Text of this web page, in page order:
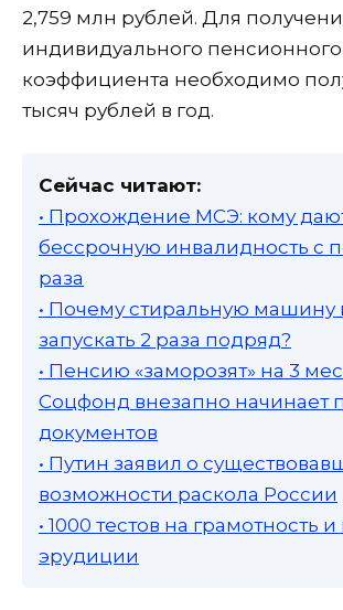
2,759 млн рублей. Для
индивидуального пенсионного
коэффициента необходимо
тысяч рублей в год.
Сейчас читают:
• Прохождение МСЭ: кому
бессрочную инвалидность с
раза
• Почему стиральную машину
запускать 2 раза подряд?
• Пенсию «заморозят» на 3
Соцфонд внезапно начинает
документов
• Путин заявил о
возможности раскола России
• 1000 тестов на грамотность
эрудиции